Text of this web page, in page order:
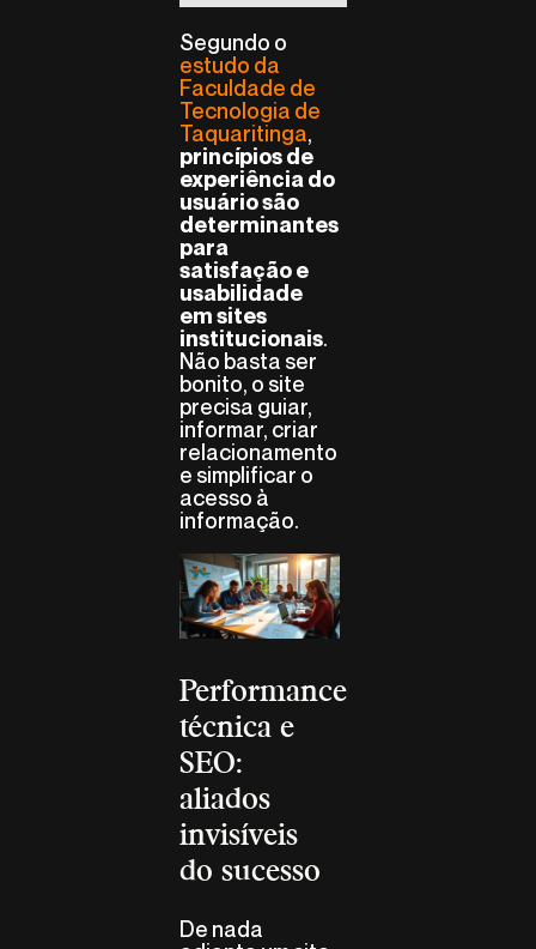
Segundo o
estudo da
Faculdade de
Tecnologia de
Taquaritinga,
princípios de
experiência do
usuário são
determinantes
para
satisfação e
usabilidade
em sites
institucionais.
Não basta ser
bonito, o site
precisa guiar,
informar, criar
relacionamento
e simplificar o
acesso à
informação.
Performance
técnica e
SEO:
aliados
invisíveis
do sucesso
De nada